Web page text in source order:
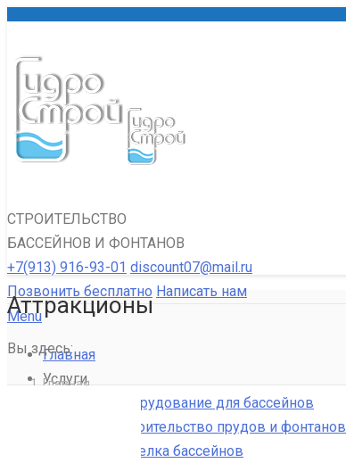
СТРОИТЕЛЬСТВО
БАССЕЙНОВ И ФОНТАНОВ
+7(913) 916-93-01 discount07@mail.ru
Позвонить бесплатно Написать нам
Menu
Главная
Услуги
Оборудование для бассейнов
Строительство прудов и фонтанов
Отделка бассейнов
Аттракционы
Вы здесь:
Главная